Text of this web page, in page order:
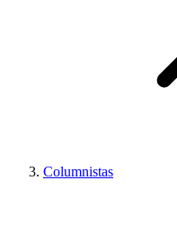
Columnistas